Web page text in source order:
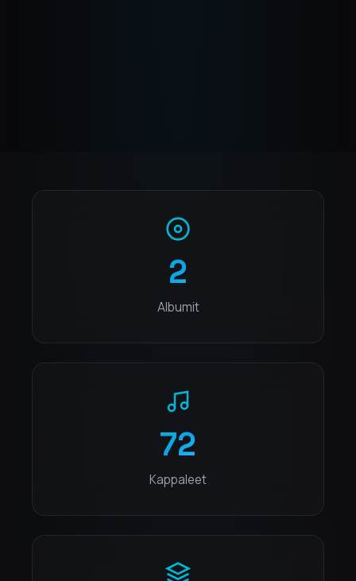
2
Albumit
72
Kappaleet